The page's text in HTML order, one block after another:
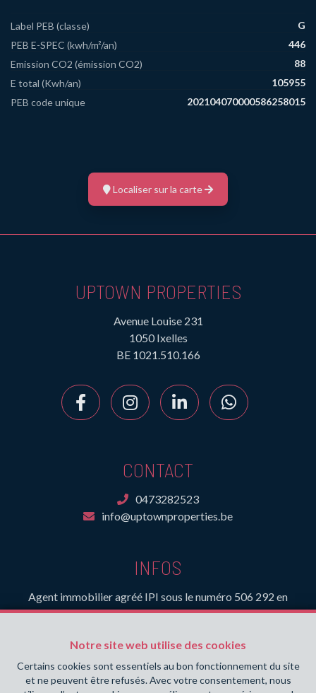
Label PEB (classe)
G
PEB E-SPEC (kwh/m²/an)
446
Emission CO2 (émission CO2)
88
E total (Kwh/an)
105955
PEB code unique
20210407­0000586258­01­5
Localiser sur la carte
Notre site web utilise des cookies
Certains cookies sont essentiels au bon fonctionnement du site
et ne peuvent être refusés. Avec votre consentement, nous
UPTOWN PROPERTIES
Avenue Louise 231
1050 Ixelles
BE 1021.510.166
CONTACT
0473282523
info@uptownproperties.be
INFOS
Agent immobilier agréé IPI sous le numéro 506 292 en
Belgique- Instance de contrôle: Institut professionnel des
(+32 2 505 38 50 - info@ipi.be) - Soumis au
déontologique de l’ IPI
RC professionnelle et cautionnement via AXA Belgium SA,